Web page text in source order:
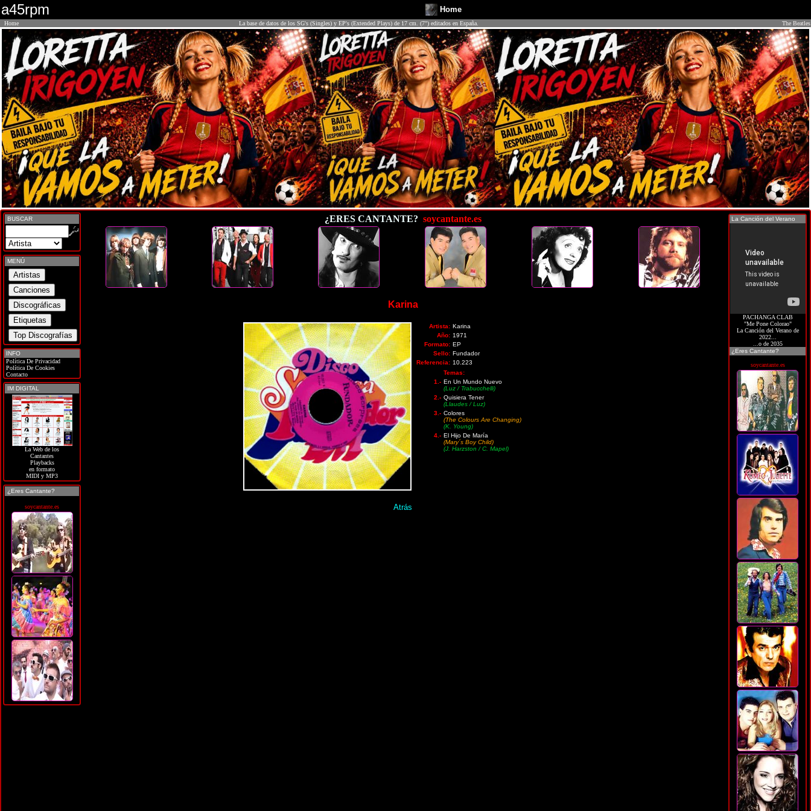
a45rpm Home
Home La base de datos de los SG's (Singles) y EP's (Extended Plays) de 17 cm. (7") editados en España. The Beatles
BUSCAR
MENÚ
INFO
Política De Privacidad
Política De Cookies
Contacto
IM DIGITAL
La Web de los
Cantantes
Playbacks
en formato
MIDI y MP3
¿Eres Cantante?
soycantante.es
¿ERES CANTANTE? soycantante.es
Karina
Artista: Karina
Año: 1971
Formato: EP
Sello: Fundador
Referencia: 10.223
Temas:
1.- En Un Mundo Nuevo
(Luz / Trabucchelli)
2.- Quisiera Tener
(Llaudes / Luz)
3.- Colores
(The Colours Are Changing)
(K. Young)
4.- El Hijo De María
(Mary´s Boy Child)
(J. Harzston / C. Mapel)
Atrás
La Canción del Verano
PACHANGA CLAB
"Me Pone Colorao"
La Canción del Verano de
2022...
...o de 2035
¿Eres Cantante?
soycantante.es